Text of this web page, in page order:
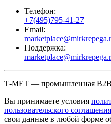
Телефон:
+7(495)795-41-27
Email:
Поддержка:
Т-МЕТ — промышленная B2B-
Вы принимаете условия
пользовательского соглашения
свои данные в любой форме